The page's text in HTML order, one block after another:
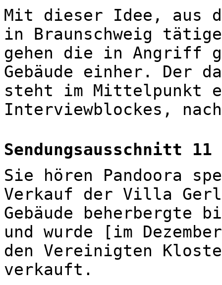
Mit dieser Idee, aus
in Braunschweig
gehen die in Angriff
Gebäude einher. Der
steht im Mittelpunkt
Interviewblockes,
Sendungsausschnitt 11
Sie hören Pandoora
Verkauf der Villa
Gebäude beherbergte
und wurde [im
den Vereinigten
verkauft.